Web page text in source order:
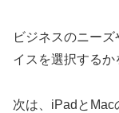
ビジネスのニー
イスを選択するか
次は、iPadとMac